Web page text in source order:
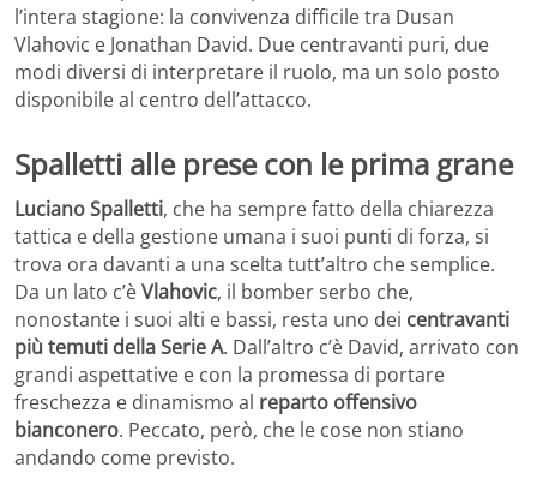
l’intera stagione: la convivenza difficile tra Dusan
Vlahovic e Jonathan David. Due centravanti puri, due
modi diversi di interpretare il ruolo, ma un solo posto
disponibile al centro dell’attacco.
Spalletti alle prese con le prima grane
Luciano Spalletti, che ha sempre fatto della chiarezza
tattica e della gestione umana i suoi punti di forza, si
trova ora davanti a una scelta tutt’altro che semplice.
Da un lato c’èVlahovic, il bomber serbo che,
nonostante i suoi alti e bassi, resta uno dei centravanti
più temuti della Serie A. Dall’altro c’è David, arrivato con
grandi aspettative e con la promessa di portare
freschezza e dinamismo al reparto offensivo
bianconero. Peccato, però, che le cose non stiano
andando come previsto.